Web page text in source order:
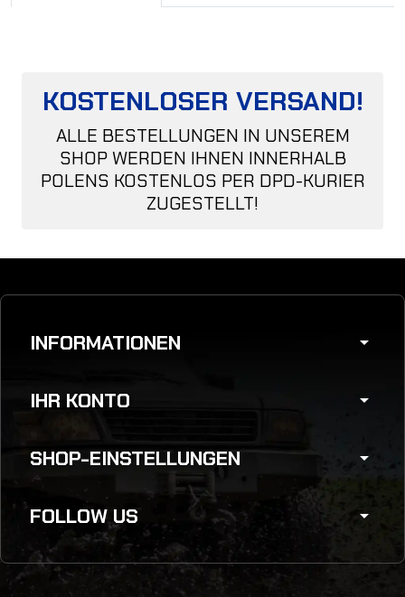
KOSTENLOSER VERSAND!
ALLE BESTELLUNGEN IN UNSEREM
SHOP WERDEN IHNEN INNERHALB
POLENS KOSTENLOS PER DPD-KURIER
ZUGESTELLT!
INFORMATIONEN arrow_drop_down
IHR KONTO arrow_drop_down
SHOP-EINSTELLUNGEN arrow_drop_down
FOLLOW US arrow_drop_down